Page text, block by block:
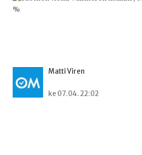
Matti Viren
ke 07.04. 22:02